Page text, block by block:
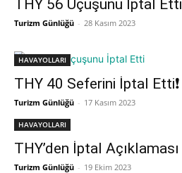
THY 56 Uçuşunu İptal Etti
Turizm Günlüğü - 28 Kasım 2023
HAVAYOLLARI
THY 40 Seferini İptal Etti❗
Turizm Günlüğü - 17 Kasım 2023
HAVAYOLLARI
THY’den İptal Açıklaması
Turizm Günlüğü - 19 Ekim 2023